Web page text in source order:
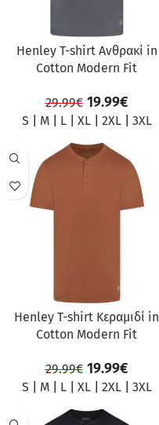
Henley T-shirt Ανθρακί in
Cotton Modern Fit
29.99€ 19.99€
S M| L| XL| 2XL| 3XL
ΠΡΟΣΦΟΡΆ
Henley T-shirt Κεραμιδί in
Cotton Modern Fit
29.99€ 19.99€
S M| L| XL| 2XL| 3XL